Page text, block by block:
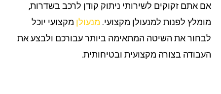
אם אתם זקוקים לשירותי ניתוק קודן לרכב בשדרות,
מומלץ לפנות למנעולן מקצועי. מנעולן מקצועי יוכל
לבחור את השיטה המתאימה ביותר עבורכם ולבצע את
העבודה בצורה מקצועית ובטיחותית.